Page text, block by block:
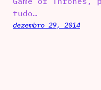
tudo…
dezembro 29, 2014